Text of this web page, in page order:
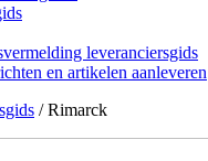
leveranciersgids
en artikelen aanleveren
/Rimarck